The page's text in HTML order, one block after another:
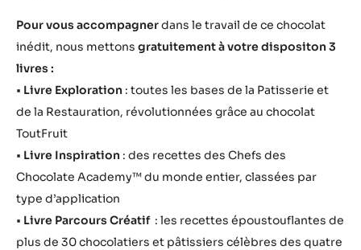
Pour vous accompagnerdans le travail de ce chocolat
inédit, nous mettons gratuitement à votre dispositon 3
livres :
• Livre Exploration : toutes les bases de la Patisserie et
de la Restauration, révolutionnées grâce au chocolat
ToutFruit
• Livre Inspiration : des recettes des Chefs des
Chocolate Academy™ du monde entier, classées par
type d’application
• Livre Parcours Créatif: les recettes époustouflantes de
plus de 30 chocolatiers et pâtissiers célèbres des quatre